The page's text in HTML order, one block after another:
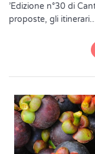
’Edizione n°30 di
proposte, gli